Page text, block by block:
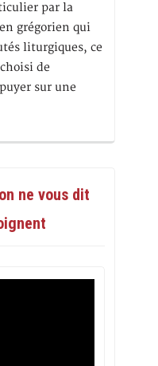
par la
grégorien qui
liturgiques, ce
de
sur une
ne vous dit